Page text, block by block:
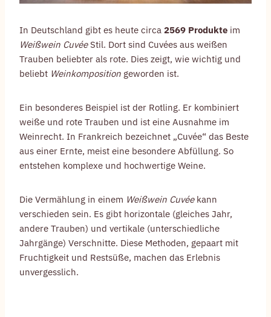
In Deutschland gibt es heute circa 2569 Produkte im
Weißwein CuvéeStil. Dort sind Cuvées aus weißen
Trauben beliebter als rote. Dies zeigt, wie wichtig und
beliebt Weinkomposition geworden ist.
Ein besonderes Beispiel ist der Rotling. Er kombiniert
weiße und rote Trauben und ist eine Ausnahme im
Weinrecht. In Frankreich bezeichnet „Cuvée“ das Beste
aus einer Ernte, meist eine besondere Abfüllung. So
entstehen komplexe und hochwertige Weine.
Die Vermählung in einem Weißwein Cuvéekann
verschieden sein. Es gibt horizontale (gleiches Jahr,
andere Trauben) und vertikale (unterschiedliche
Jahrgänge) Verschnitte. Diese Methoden, gepaart mit
Fruchtigkeit und Restsüße, machen das Erlebnis
unvergesslich.